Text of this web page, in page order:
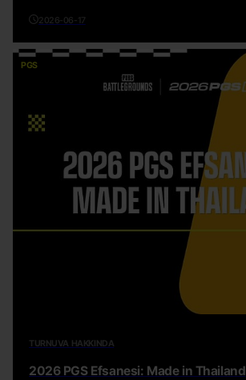
2026-06-17
PGS
TURNUVA HAKKINDA
2026 PGS Efsanesi: Made in Thailand